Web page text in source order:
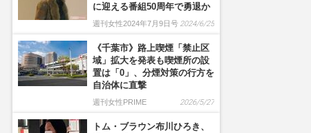
に迎える番組50周年で勇退か
週刊女性2024年7月9日号 2024/6/25
《千葉市》路上喫煙「禁止区
域」拡大を発表も喫煙所の設
置は「0」、分煙対策の行方を
自治体に直撃
週刊女性PRIME 2026/5/27
トム・ブラウン布川ひろき、